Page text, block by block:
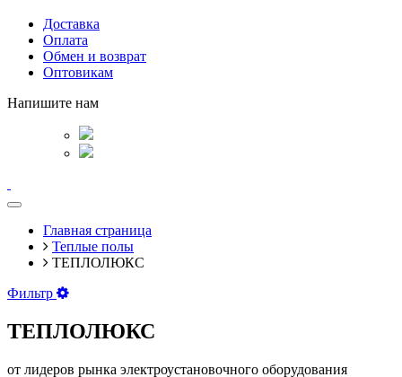
Доставка
Оплата
Обмен и возврат
Оптовикам
Напишите нам
Главная страница
Теплые полы
ТЕПЛОЛЮКС
Фильтр
ТЕПЛОЛЮКС
от лидеров рынка электроустановочного оборудования